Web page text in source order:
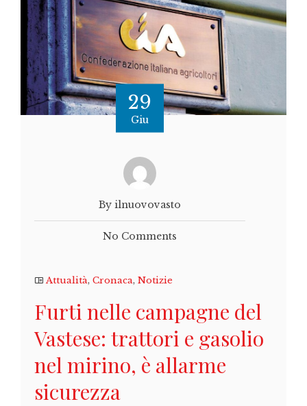
29
Giu
By ilnuovovasto
No Comments
Attualità, Cronaca, Notizie
Furti nelle campagne del
Vastese: trattori e gasolio
nel mirino, è allarme
sicurezza